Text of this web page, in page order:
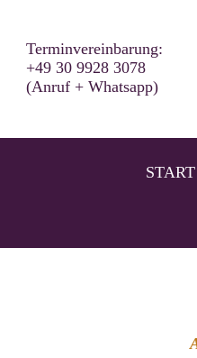
Terminvereinbarung:
+49 30 9928 3078
(Anruf + Whatsapp)
START